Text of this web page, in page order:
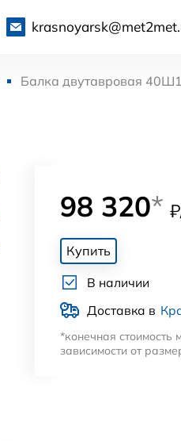
Балка двутавровая
98 320*
Купить
В наличии
Доставка в
*конечная стоимость
зависимости от